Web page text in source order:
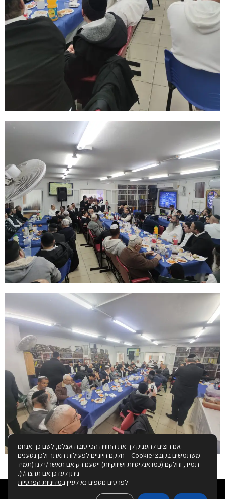
© כל הזכויות שמורות למרכז למורשת הרמב"ם טבריה אם
אנו רוצים להעניק לך את החוויה הכי טובה אצלנו, לשם כך אנחנו
משתמשים בקובצי Cookie – חלקם חיוניים לפעילות האתר ולכן נטענים
תמיד, וחלקם (כמו אנליטיות ושיווקיות) ייטענו רק אם תאשר/י לנו (תמיד
ניתן לעדכן אם תרצה/י).
לפרטים נוספים נא לעיין במדיניות הפרטיות